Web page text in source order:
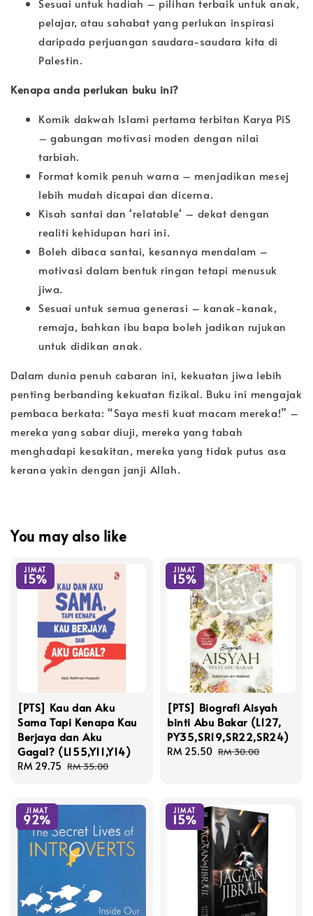
Sesuai untuk hadiah – pilihan terbaik untuk anak,
pelajar, atau sahabat yang perlukan inspirasi
daripada perjuangan saudara-saudara kita di
Palestin.
Kenapa anda perlukan buku ini?
Komik dakwah Islami pertama terbitan Karya PiS
– gabungan motivasi moden dengan nilai
tarbiah.
Format komik penuh warna – menjadikan mesej
lebih mudah dicapai dan dicerna.
Kisah santai dan ‘relatable‘ – dekat dengan
realiti kehidupan hari ini.
Boleh dibaca santai, kesannya mendalam –
motivasi dalam bentuk ringan tetapi menusuk
jiwa.
Sesuai untuk semua generasi – kanak-kanak,
remaja, bahkan ibu bapa boleh jadikan rujukan
untuk didikan anak.
Dalam dunia penuh cabaran ini, kekuatan jiwa lebih
penting berbanding kekuatan fizikal. Buku ini mengajak
pembaca berkata: “Saya mesti kuat macam mereka!” –
mereka yang sabar diuji, mereka yang tabah
menghadapi kesakitan, mereka yang tidak putus asa
kerana yakin dengan janji Allah.
You may also like
JIMAT
15%
[PTS] Kau dan Aku
Sama Tapi Kenapa Kau
Berjaya dan Aku
Gagal? (L155,Y11,Y14)
Sale
RM 29.75 Regular
RM 35.00
JIMAT
15%
[PTS] Biografi Aisyah
binti Abu Bakar (L127,
PY35,SR19,SR22,SR24)
Sale
RM 25.50 Regular
RM 30.00
JIMAT
92%
JIMAT
15%